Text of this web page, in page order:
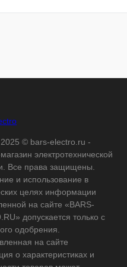
© bars-electro.ru -
электротехнической
Все права защищены.
и использование в
целях информации
на сайте «BARS-
допускается только с
одобрения.
на сайте
о характеристиках и